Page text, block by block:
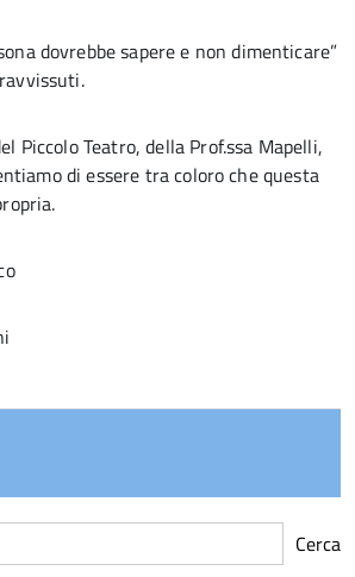
dovrebbe sapere e non dimenticare”
Piccolo Teatro, della Prof.ssa Mapelli,
di essere tra coloro che questa
Cerca